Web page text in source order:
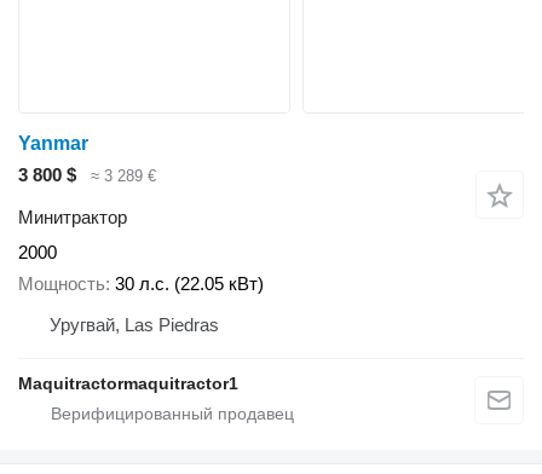
Yanmar
3 800 $
≈ 3 289 €
Минитрактор
2000
Мощность 30 л.с. (22.05 кВт)
Уругвай, Las Piedras
Maquitractormaquitractor1